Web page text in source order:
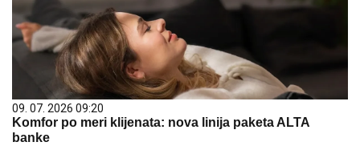
09. 07. 2026 09:20
Komfor po meri klijenata: nova linija paketa ALTA
banke